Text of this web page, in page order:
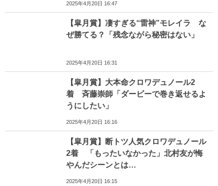
2025年4月20日 16:47
【皐月賞】凄すぎる“雷神”モレイラ な
ぜ勝てる？「残念ながら秘密はない」
2025年4月20日 16:31
【皐月賞】大本命クロワデュノール2
着 斉藤崇師「ダービーで巻き返せるよ
うにしたい」
2025年4月20日 16:16
【皐月賞】断トツ人気クロワデュノール
2着 「もったいなかった」北村友が悔
やんだシーンとは…
2025年4月20日 16:15